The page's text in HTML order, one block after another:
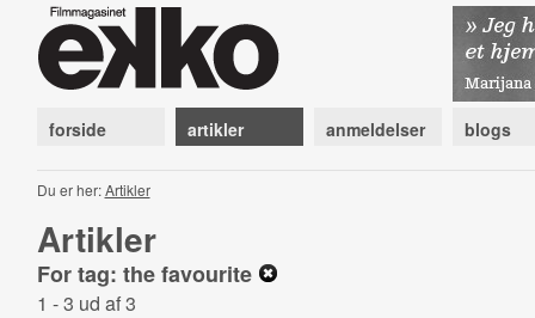
forside artikler anmeldelser blogs
Du er her:Artikler
Artikler
For tag: the favourite
1 - 3 ud af 3